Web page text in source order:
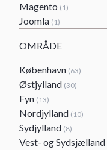
Magento (1)
Joomla (1)
OMRÅDE
København (63)
Østjylland (30)
Fyn (13)
Nordjylland (10)
Sydjylland (8)
Vest- og Sydsjælland